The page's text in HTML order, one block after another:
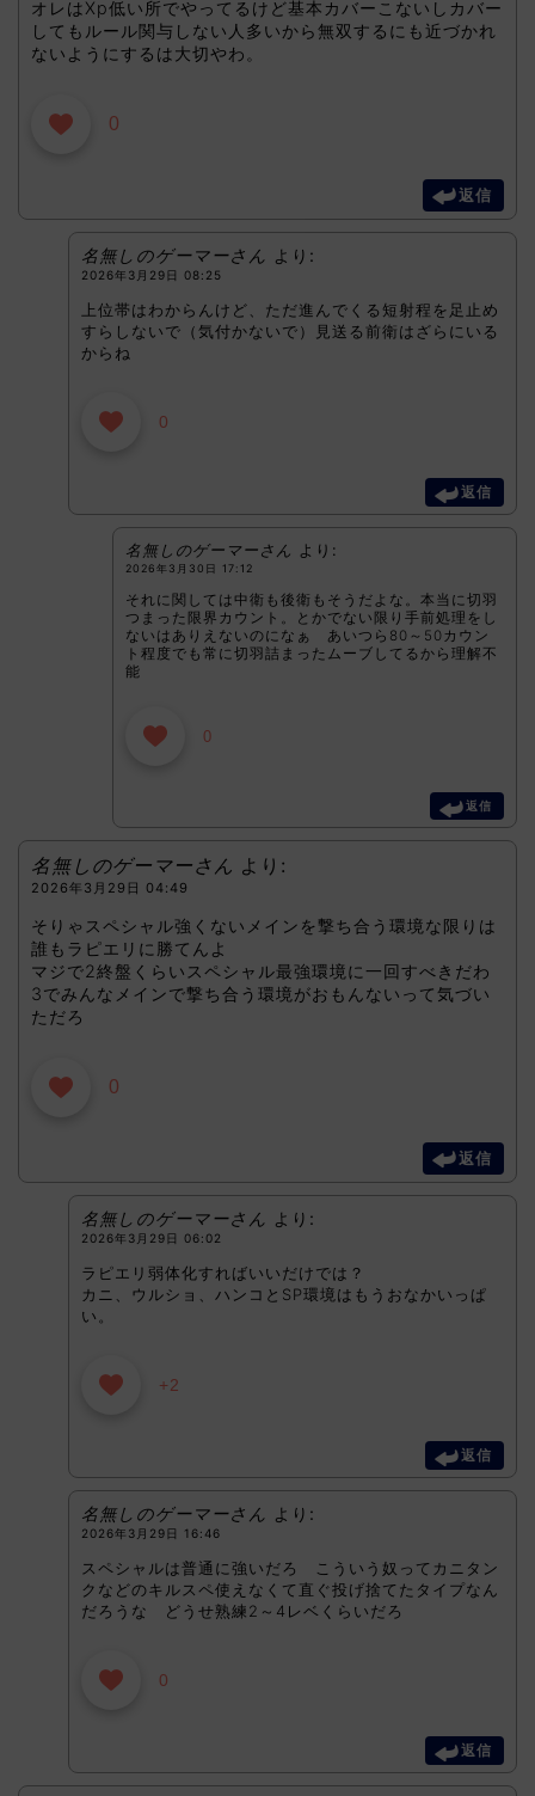
オレはXp低い所でやってるけど基本カバーこないしカバー
してもルール関与しない人多いから無双するにも近づかれ
ないようにするは大切やわ。
0
返信
名無しのゲーマーさん より:
2026年3月29日 08:25
上位帯はわからんけど、ただ進んでくる短射程を足止め
すらしないで（気付かないで）見送る前衛はざらにいる
からね
0
返信
名無しのゲーマーさん より:
2026年3月30日 17:12
それに関しては中衛も後衛もそうだよな。本当に切羽
つまった限界カウント。とかでない限り手前処理をし
ないはありえないのになぁ あいつら80～50カウン
ト程度でも常に切羽詰まったムーブしてるから理解不
能
0
返信
名無しのゲーマーさん より:
2026年3月29日 04:49
そりゃスペシャル強くないメインを撃ち合う環境な限りは
誰もラピエリに勝てんよ
マジで2終盤くらいスペシャル最強環境に一回すべきだわ
3でみんなメインで撃ち合う環境がおもんないって気づい
ただろ
0
返信
名無しのゲーマーさん より:
2026年3月29日 06:02
ラピエリ弱体化すればいいだけでは？
カニ、ウルショ、ハンコとSP環境はもうおなかいっぱ
い。
+2
返信
名無しのゲーマーさん より:
2026年3月29日 16:46
スペシャルは普通に強いだろ こういう奴ってカニタン
クなどのキルスペ使えなくて直ぐ投げ捨てたタイプなん
だろうな どうせ熟練2～4レベくらいだろ
0
返信